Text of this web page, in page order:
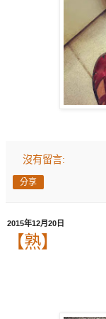
沒有留言:
分享
2015年12月20日
【熟】